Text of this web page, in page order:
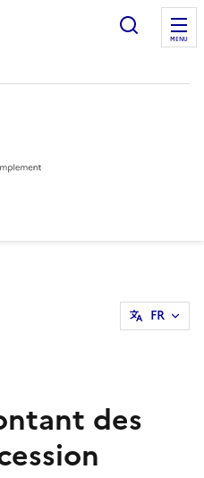
Ouvrir
MENU
FR
des